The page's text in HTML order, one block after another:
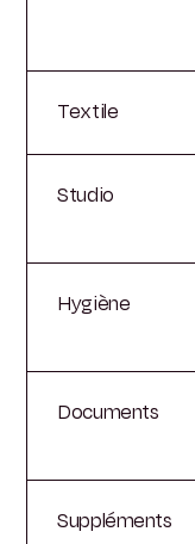
Textile
Studio
Hygiène
Documents
Suppléments